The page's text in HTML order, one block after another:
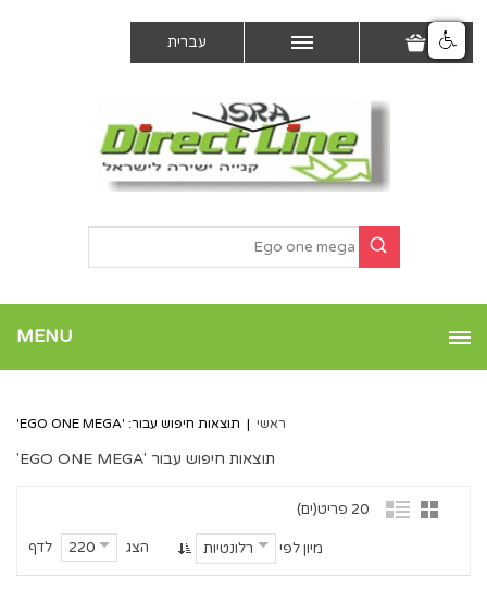
עברית
MENU
ראשי | תוצאות חיפוש עבור: 'EGO ONE MEGA'
תוצאות חיפוש עבור 'EGO ONE MEGA'
20 פריט(ים)
הצג 220 לדף מיון לפי רלונטיות